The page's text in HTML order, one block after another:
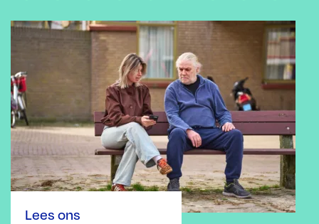
Lees ons